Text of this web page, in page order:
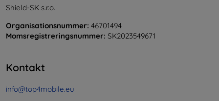
Shield-SK s.r.o.
Organisationsnummer: 46701494
Momsregistreringsnummer: SK2023549671
Kontakt
info@top4mobile.eu